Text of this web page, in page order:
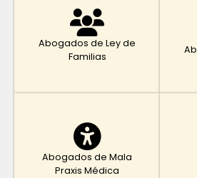
Abogados de Ley de
Familias
Abogados de Mala
Praxis Médica